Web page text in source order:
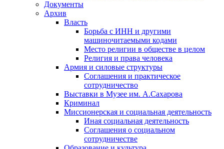
Документы
Архив
Власть
Борьба с ИНН и другими
машиночитаемыми кодами
Место религии в обществе в целом
Религия и права человека
Армия и силовые структуры
Соглашения и практическое
сотрудничество
Выставки в Музее им. А.Сахарова
Криминал
Миссионерская и социальная деятельность
Иная социальная деятельность
Соглашения о социальном
сотрудничестве